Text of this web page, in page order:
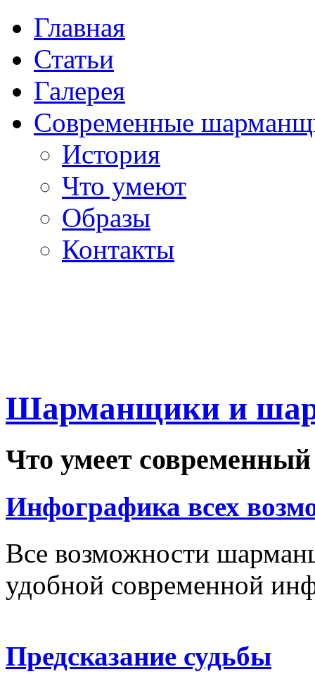
Главная
Статьи
Галерея
Современные
История
Что умеют
Образы
Контакты
Шарманщики и
Что умеет современный
Инфографика всех
Все возможности
удобной современной
Предсказание судьбы